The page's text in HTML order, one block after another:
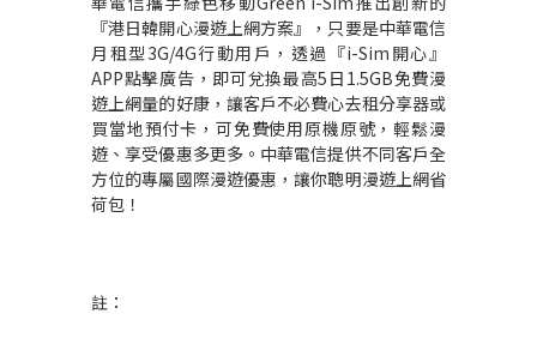
『港日韓開心漫遊上網方案』，只要是中華電信
月租型3G/4G行動用戶，透過『i-Sim開心』
APP點擊廣告，即可兌換最高5日1.5GB免費漫
遊上網量的好康，讓客戶不必費心去租分享器或
買當地預付卡，可免費使用原機原號，輕鬆漫
遊、享受優惠多更多。中華電信提供不同客戶全
方位的專屬國際漫遊優惠，讓你聰明漫遊上網省
荷包！
註：